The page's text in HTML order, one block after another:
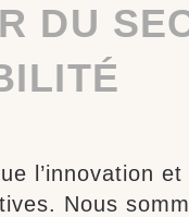
DU
l’innovation et
Nous